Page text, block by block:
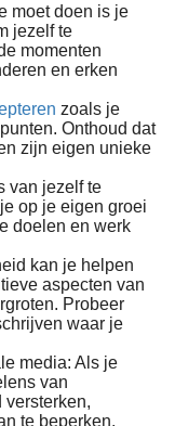
moet doen is je
jezelf te
momenten
en erken
zoals je
Onthoud dat
zijn eigen unieke
van jezelf te
op je eigen groei
doelen en werk
kan je helpen
aspecten van
Probeer
waar je
media: Als je
van
te beperken.